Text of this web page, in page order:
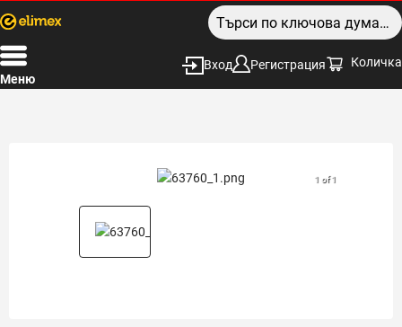
Меню
Вход Регистрация Количка
1 of 1